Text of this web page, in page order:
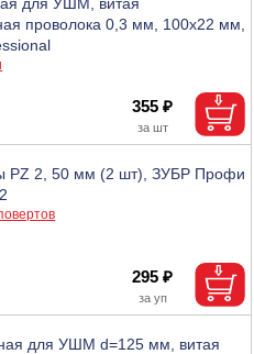
проволока 0,3 мм, 100х22 мм,
355 ₽
PZ 2, 50 мм (2 шт), ЗУБР Профи
295 ₽
для УШМ d=125 мм, витая